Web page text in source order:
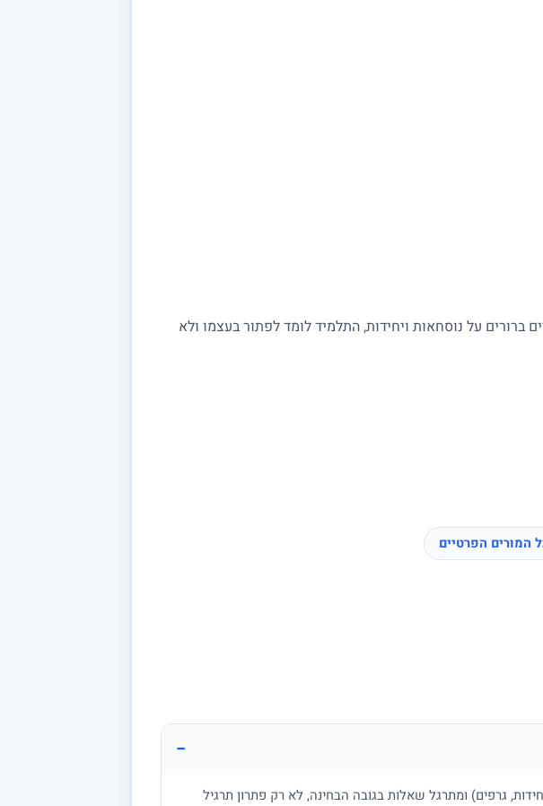
ברורים על נוסחאות ויחידות, התלמיד לומד לפתור בעצמו ולא
המורים הפרטיים
−
גרפים) ומתרגל שאלות בגובה הבחינה, לא רק פתרון תרגיל